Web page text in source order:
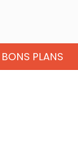
BONS PLANS